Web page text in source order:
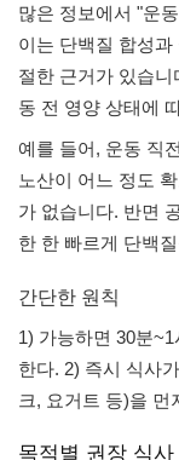
많은 정보에서 "운
이는 단백질 합성
절한 근거가 있습
동 전 영양 상태에
예를 들어, 운동 직
노산이 어느 정도
가 없습니다. 반면
한 한 빠르게 단백
간단한 원칙
1) 가능하면 30분
한다. 2) 즉시 식사
크, 요거트 등)을 먼
목적별 권장 식사